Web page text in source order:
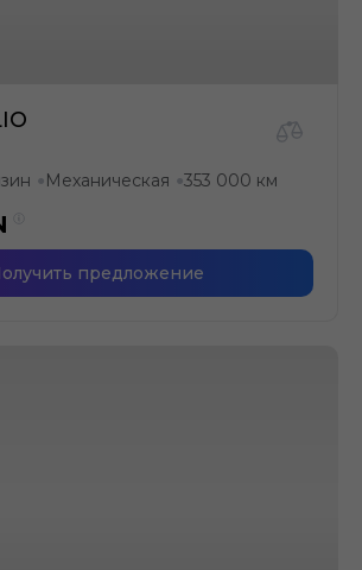
● Механическая ●353 000 км
предложение